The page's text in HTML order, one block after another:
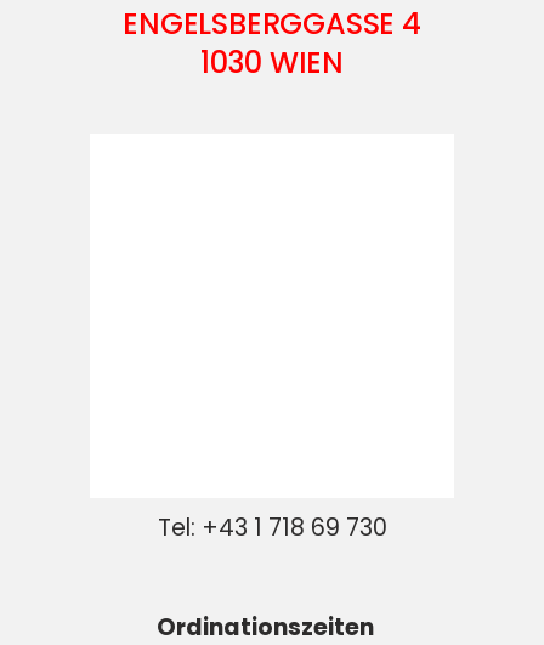
ENGELSBERGGASSE 4
1030 WIEN
Tel: +43 1 718 69 730
Ordinationszeiten